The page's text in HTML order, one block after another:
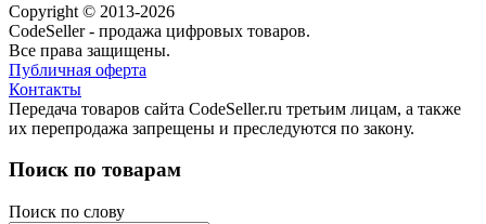
Copyright © 2013-2026
CodeSeller - продажа цифровых товаров.
Все права защищены.
Публичная оферта
Контакты
Передача товаров сайта CodeSeller.ru третьим лицам, а также
их перепродажа запрещены и преследуются по закону.
Поиск по товарам
Поиск по слову